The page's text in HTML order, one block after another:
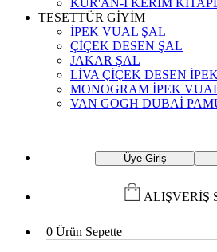
KUR'AN-I KERİM
TESETTÜR GİYİM
İPEK VUAL ŞAL
ÇİÇEK DESEN ŞAL
JAKAR ŞAL
LİVA ÇİÇEK DESEN
MONOGRAM İPEK
VAN GOGH DUBAİ
Üye Giriş
ALIŞVERİŞ
0 Ürün Sepette